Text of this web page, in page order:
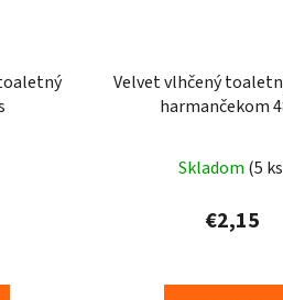
Velvet vlhčený
harmančekom
Skladom (5
€2,15